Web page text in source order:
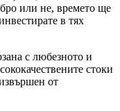
или не, времето ще
в тях
с любезното и
стоки
от